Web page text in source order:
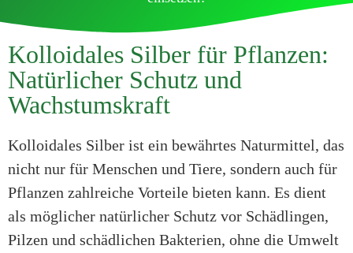
Kolloidales Silber für Pflanzen:
Natürlicher Schutz und
Wachstumskraft
Kolloidales Silber ist ein bewährtes Naturmittel, das
nicht nur für Menschen und Tiere, sondern auch für
Pflanzen zahlreiche Vorteile bieten kann. Es dient
als möglicher natürlicher Schutz vor Schädlingen,
Pilzen und schädlichen Bakterien, ohne die Umwelt